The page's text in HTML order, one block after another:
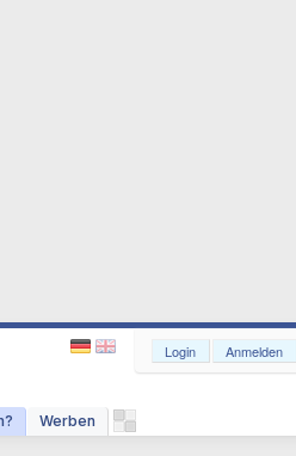
Werben
Login Anmelden